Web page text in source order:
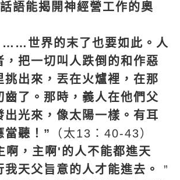
語能揭開神經營工作的奧
……世界的末了也要如此。人
，把一切叫人跌倒的和作惡
挑出來，丟在火爐裡，在那
齒了。那時，義人在他們父
出光來，像太陽一樣。有耳
當聽！”
（太13：40-43）
啊，主啊'的人不能都進天
我天父旨意的人才能進去。
”